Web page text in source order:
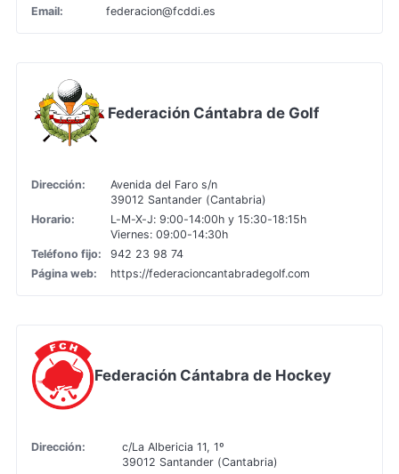
Email:
federacion@fcddi.es
Federación Cántabra de Golf
Dirección:
Avenida del Faro s/n
39012 Santander (Cantabria)
Horario:
L-M-X-J: 9:00-14:00h y 15:30-18:15h
Viernes: 09:00-14:30h
Teléfono fijo:
942 23 98 74
Página web:
https://federacioncantabradegolf.com
Federación Cántabra de Hockey
Dirección:
c/La Albericia 11, 1º
39012 Santander (Cantabria)